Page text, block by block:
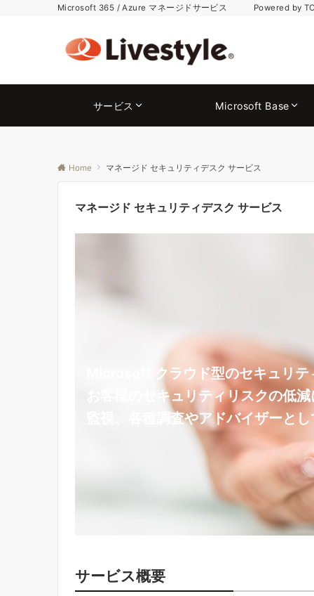
Microsoft 365 / Azure マネージドサービス Powered by
サービス Microsoft Base
Home マネージド セキュリティデスク サービス
マネージド セキュリティデスク サービス
Microsoft クラウド型のセキュリ
お客様のセキュリティリスクの低
監視、各種調査やアドバイザーと
サービス概要